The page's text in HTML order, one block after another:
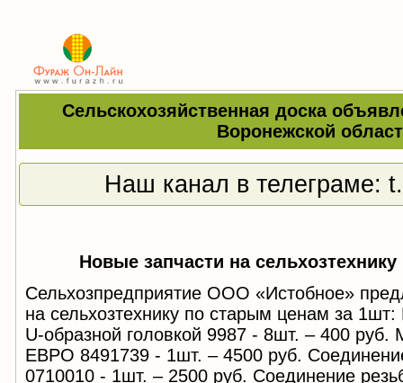
Сельскохозяйственная доска
Воронежской
Наш канал в телеграме:
Новые запчасти на
Сельхозпредприятие ООО «Истобное»
на сельхозтехнику по старым ценам за
U-образной головкой 9987 - 8шт. – 400
ЕВРО 8491739 - 1шт. – 4500 руб.
0710010 - 1шт. – 2500 руб. Соединение